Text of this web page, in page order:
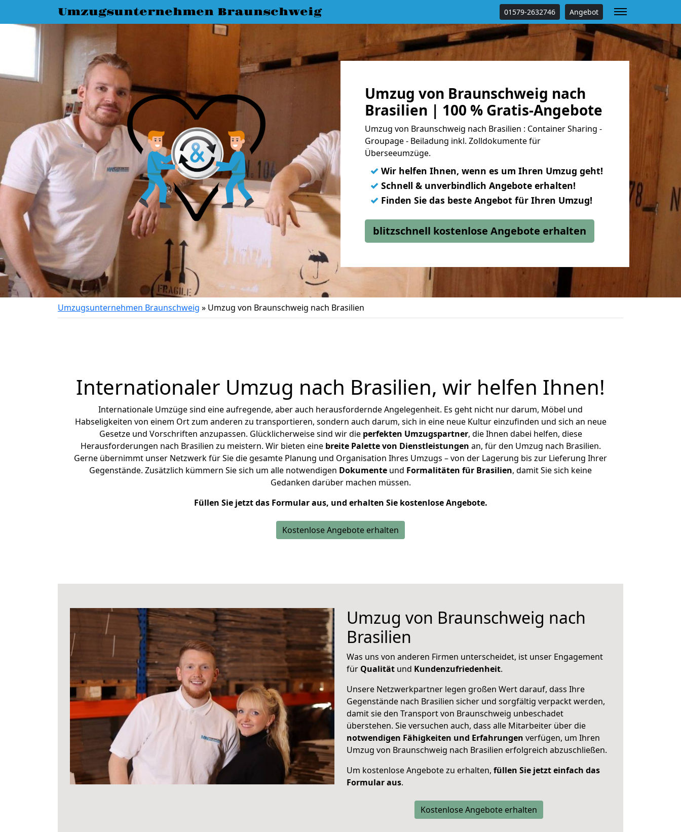
Umzugsunternehmen Braunschweig 01579-2632746 Angebot
Umzug von Braunschweig nach
Brasilien | 100 % Gratis-Angebote
Umzug von Braunschweig nach Brasilien : Container Sharing -
Groupage - Beiladung inkl. Zolldokumente für
Überseeumzüge.
✓ Wir helfen Ihnen, wenn es um Ihren Umzug geht!
✓ Schnell & unverbindlich Angebote erhalten!
✓ Finden Sie das beste Angebot für Ihren Umzug!
blitzschnell kostenlose Angebote erhalten
Umzugsunternehmen Braunschweig » Umzug von Braunschweig nach Brasilien
Internationaler Umzug nach Brasilien, wir helfen Ihnen!
Internationale Umzüge sind eine aufregende, aber auch herausfordernde Angelegenheit. Es geht nicht nur darum, Möbel und
Habseligkeiten von einem Ort zum anderen zu transportieren, sondern auch darum, sich in eine neue Kultur einzufinden und sich an neue
Gesetze und Vorschriften anzupassen. Glücklicherweise sind wir die perfekten Umzugspartner, die Ihnen dabei helfen, diese
Herausforderungen nach Brasilien zu meistern. Wir bieten eine breite Palette von Dienstleistungen an, für den Umzug nach Brasilien.
Gerne übernimmt unser Netzwerk für Sie die gesamte Planung und Organisation Ihres Umzugs – von der Lagerung bis zur Lieferung Ihrer
Gegenstände. Zusätzlich kümmern Sie sich um alle notwendigen Dokumente und Formalitäten für Brasilien, damit Sie sich keine
Gedanken darüber machen müssen.
Füllen Sie jetzt das Formular aus, und erhalten Sie kostenlose Angebote.
Kostenlose Angebote erhalten
Umzug von Braunschweig nach
Brasilien
Was uns von anderen Firmen unterscheidet, ist unser Engagement
für Qualität und Kundenzufriedenheit.
Unsere Netzwerkpartner legen großen Wert darauf, dass Ihre
Gegenstände nach Brasilien sicher und sorgfältig verpackt werden,
damit sie den Transport von Braunschweig unbeschadet
überstehen. Sie versuchen auch, dass alle Mitarbeiter über die
notwendigen Fähigkeiten und Erfahrungen verfügen, um Ihren
Umzug von Braunschweig nach Brasilien erfolgreich abzuschließen.
Um kostenlose Angebote zu erhalten, füllen Sie jetzt einfach das
Formular aus.
Kostenlose Angebote erhalten